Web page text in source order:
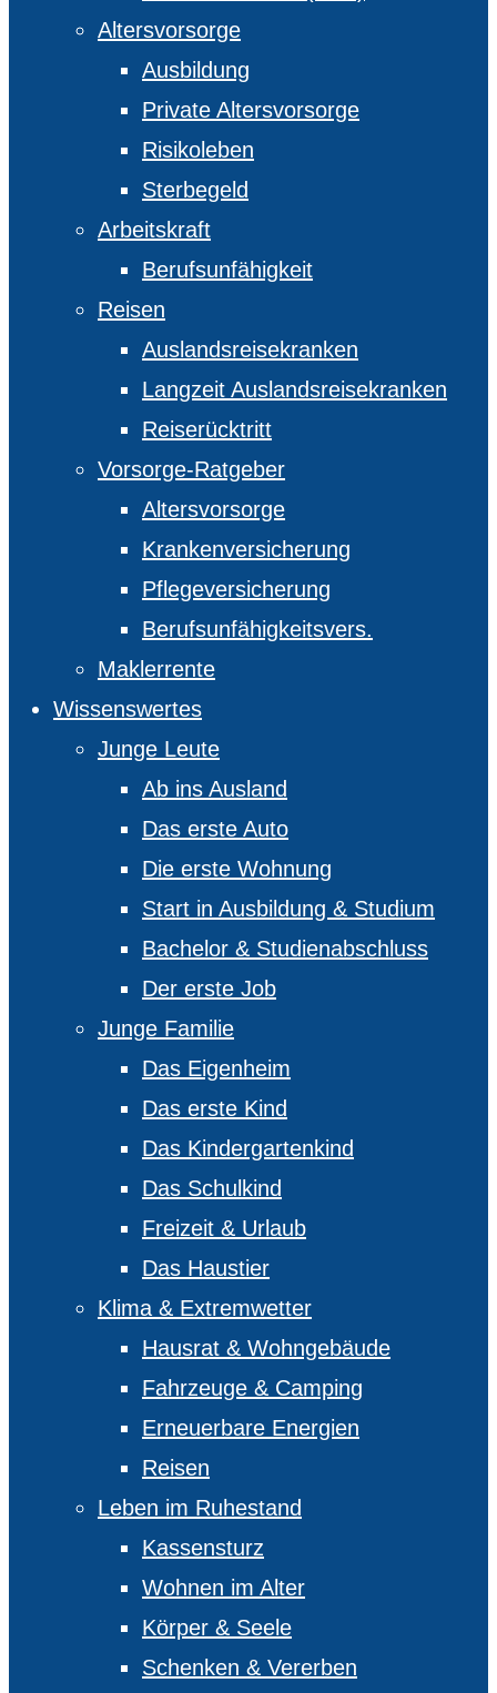
Altersvorsorge
Ausbildung
Private Altersvorsorge
Risikoleben
Sterbegeld
Arbeitskraft
Berufsunfähigkeit
Reisen
Auslandsreisekranken
Langzeit Auslandsreisekranken
Reiserücktritt
Vorsorge-Ratgeber
Altersvorsorge
Krankenversicherung
Pflegeversicherung
Berufsunfähigkeitsvers.
Maklerrente
Wissenswertes
Junge Leute
Ab ins Ausland
Das erste Auto
Die erste Wohnung
Start in Ausbildung & Studium
Bachelor & Studienabschluss
Der erste Job
Junge Familie
Das Eigenheim
Das erste Kind
Das Kindergartenkind
Das Schulkind
Freizeit & Urlaub
Das Haustier
Klima & Extremwetter
Hausrat & Wohngebäude
Fahrzeuge & Camping
Erneuerbare Energien
Reisen
Leben im Ruhestand
Kassensturz
Wohnen im Alter
Körper & Seele
Schenken & Vererben